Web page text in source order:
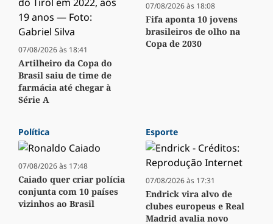
07/08/2026 às 18:41
Artilheiro da Copa do
Brasil saiu de time de
farmácia até chegar à
Série A
07/08/2026 às 18:08
Fifa aponta 10 jovens
brasileiros de olho na
Copa de 2030
Política
07/08/2026 às 17:48
Caiado quer criar polícia
conjunta com 10 países
vizinhos ao Brasil
Esporte
07/08/2026 às 17:31
Endrick vira alvo de
clubes europeus e Real
Madrid avalia novo